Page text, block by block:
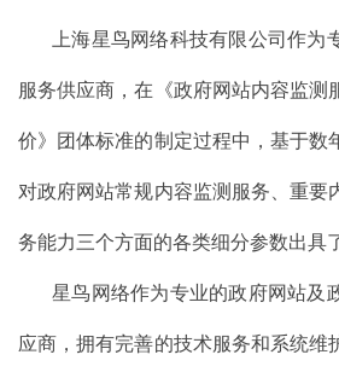
上海星鸟网络科技有限公司作为
服务供应商，在《政府网站内容监测
价》团体标准的制定过程中，基于数
对政府网站常规内容监测服务、重要
务能力三个方面的各类细分参数出具
星鸟网络作为专业的政府网站及
应商，拥有完善的技术服务和系统维